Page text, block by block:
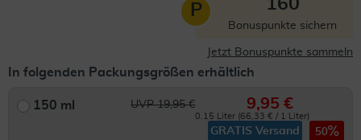
P 160
Bonuspunkte sichern
Jetzt Bonuspunkte sammeln
In folgenden Packungsgrößen erhältlich
150 ml UVP 19,95 € 9,95 €
0.15 Liter (66,33 € / 1 Liter)
GRATIS Versand 50